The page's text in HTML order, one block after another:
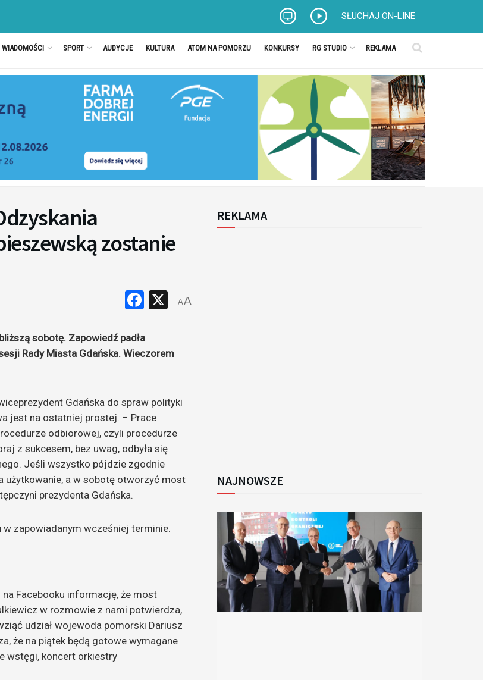
SŁUCHAJ ON-LINE
WIADOMOŚCI SPORT AUDYCJE KULTURA ATOM NA POMORZU KONKURSY RG STUDIO REKLAMA
zostanie
Facebook
X
AA
sobotę. Zapowiedź padła
Rady Miasta Gdańska. Wieczorem
Gdańska do spraw polityki
jest na ostatniej prostej. – Prace
odbiorowej, czyli procedurze
z sukcesem, bez uwag, odbyła się
Jeśli wszystko pójdzie zgodnie
użytkowanie, a w sobotę otworzyć most
prezydenta Gdańska.
zapowiadanym wcześniej terminie.
Facebooku informację, że most
w rozmowie z nami potwierdza,
udział wojewoda pomorski Dariusz
że na piątek będą gotowe wymagane
wstęgi, koncert orkiestry
REKLAMA
NAJNOWSZE